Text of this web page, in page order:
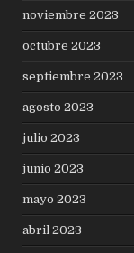
noviembre 2023
octubre 2023
septiembre 2023
agosto 2023
julio 2023
junio 2023
mayo 2023
abril 2023